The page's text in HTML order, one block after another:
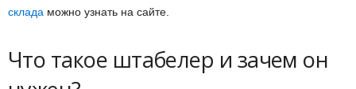
склада можно узнать на сайте.
Что такое штабелер и зачем он